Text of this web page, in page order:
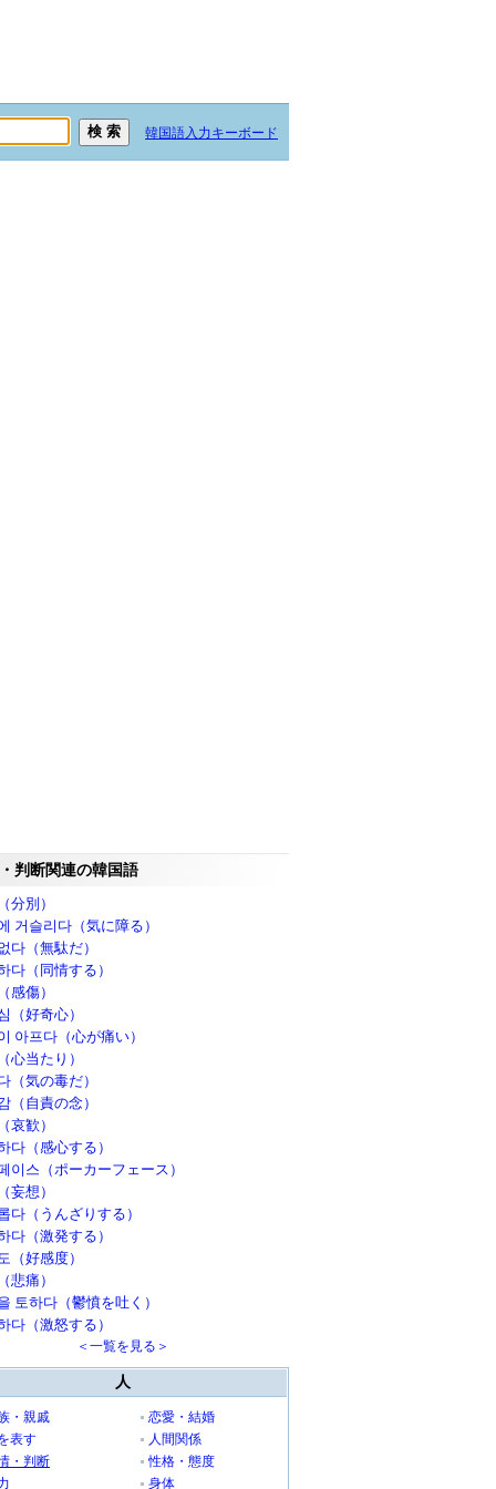
韓国語入力キーボード
判断関連の韓国語
分別）
거슬리다（気に障る）
다（無駄だ）
다（同情する）
感傷）
（好奇心）
아프다（心が痛い）
心当たり）
（気の毒だ）
（自責の念）
哀歓）
다（感心する）
이스（ポーカーフェース）
妄想）
다（うんざりする）
다（激発する）
（好感度）
悲痛）
토하다（鬱憤を吐く）
다（激怒する）
＜一覧を見る＞
人
・親戚
恋愛・結婚
表す
人間関係
・判断
性格・態度
身体